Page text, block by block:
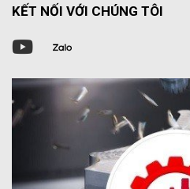
KẾT NỐI VỚI CHÚNG TÔI